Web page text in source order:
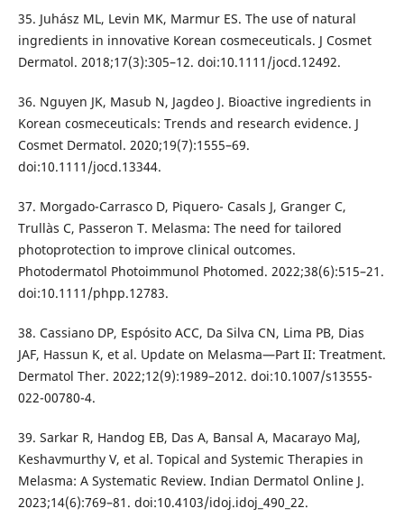
35. Juhász ML, Levin MK, Marmur ES. The use of natural
ingredients in innovative Korean cosmeceuticals. J Cosmet
Dermatol. 2018;17(3):305–12. doi:10.1111/jocd.12492.
36. Nguyen JK, Masub N, Jagdeo J. Bioactive ingredients in
Korean cosmeceuticals: Trends and research evidence. J
Cosmet Dermatol. 2020;19(7):1555–69.
doi:10.1111/jocd.13344.
37. Morgado-Carrasco D, Piquero- Casals J, Granger C,
Trullàs C, Passeron T. Melasma: The need for tailored
photoprotection to improve clinical outcomes.
Photodermatol Photoimmunol Photomed. 2022;38(6):515–21.
doi:10.1111/phpp.12783.
38. Cassiano DP, Espósito ACC, Da Silva CN, Lima PB, Dias
JAF, Hassun K, et al. Update on Melasma—Part II: Treatment.
Dermatol Ther. 2022;12(9):1989–2012. doi:10.1007/s13555-
022-00780-4.
39. Sarkar R, Handog EB, Das A, Bansal A, Macarayo MaJ,
Keshavmurthy V, et al. Topical and Systemic Therapies in
Melasma: A Systematic Review. Indian Dermatol Online J.
2023;14(6):769–81. doi:10.4103/idoj.idoj_490_22.